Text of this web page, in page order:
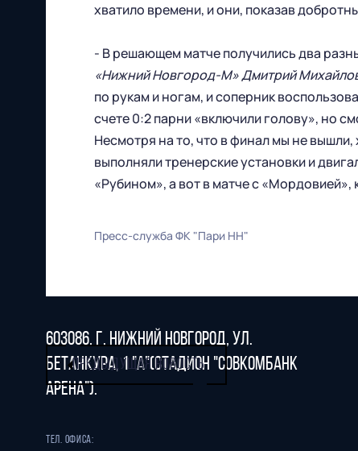
хватило времени, и они, показав
- В решающем матче получились два
«Нижний Новгород-М» Дмитрий
по рукам и ногам, и соперник
счете 0:2 парни «включили голову», но
Несмотря на то, что в финал мы не вышли,
выполняли тренерские установки и
«Рубином», а вот в матче с
Пресс-служба ФК "Пари НН"
ПРЕДЫДУЩАЯ НОВОСТЬ
Футбольный клуб
"Нижний Новгород" 2026
Все права защищены
603086, г. Нижний Новгород, ул.
Бетанкура, 1 "А"(стадион "СОВКОМБАНК
АРЕНА").
Тел. офиса: